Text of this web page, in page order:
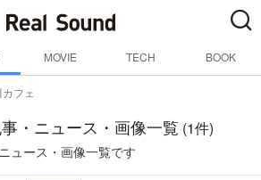
MOVIE TECH BOOK
フェ
・ニュース・画像一覧 (1件)
ュース・画像一覧です